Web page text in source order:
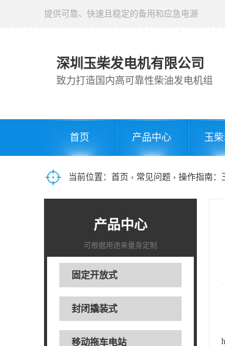
提供可靠、快速且稳定的备用和应急电源
深圳玉柴发电机有限公司
致力打造国内高可靠性柴油发电机组
首页 产品中心 玉
当前位置： 首页 › 常见问题 › 操作指南
产品中心
可根据用途来量身定制
固定开放式
封闭撬装式
移动拖车电站